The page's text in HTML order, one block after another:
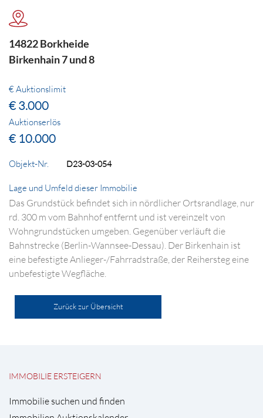
14822 Borkheide
Birkenhain 7 und 8
€ Auktionslimit
€ 3.000
Auktionserlös
€ 10.000
Objekt-Nr. D23-03-054
Lage und Umfeld dieser Immobilie
Das Grundstück befindet sich in nördlicher Ortsrandlage, nur
rd. 300 m vom Bahnhof entfernt und ist vereinzelt von
Wohngrundstücken umgeben. Gegenüber verläuft die
Bahnstrecke (Berlin-Wannsee-Dessau). Der Birkenhain ist
eine befestigte Anlieger-/Fahrradstraße, der Reihersteg eine
unbefestigte Wegfläche.
Zurück zur Übersicht
IMMOBILIE ERSTEIGERN
Immobilie suchen und finden